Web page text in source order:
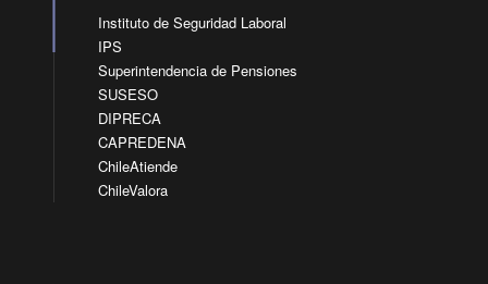
Instituto de Seguridad Laboral
IPS
Superintendencia de Pensiones
SUSESO
DIPRECA
CAPREDENA
ChileAtiende
ChileValora